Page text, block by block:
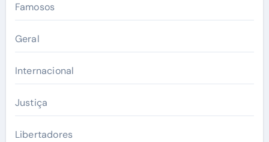
Famosos
Geral
Internacional
Justiça
Libertadores